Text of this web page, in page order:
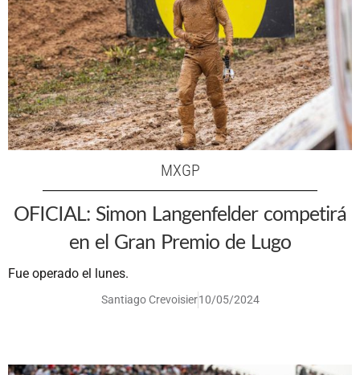
MXGP
OFICIAL: Simon Langenfelder competirá
en el Gran Premio de Lugo
Fue operado el lunes.
Santiago Crevoisier10/05/2024